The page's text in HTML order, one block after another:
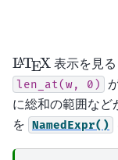
\LaTeX
LATEX表示を見る
len_at(w, 0)
に総和の範囲など
を NamedExpr()